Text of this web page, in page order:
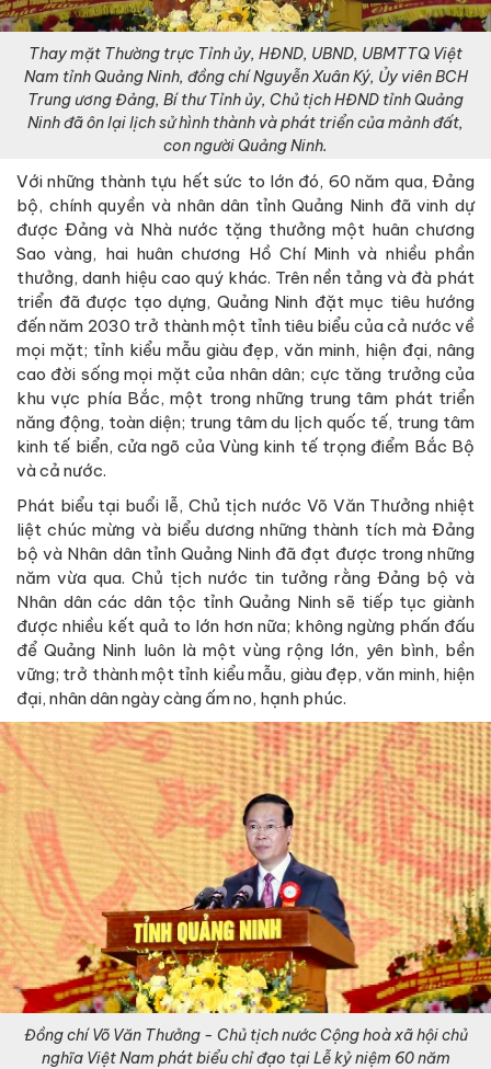
Thay mặt Thường trực Tỉnh ủy, HĐND, UBND, UBMTTQ Việt
Nam tỉnh Quảng Ninh, đồng chí Nguyễn Xuân Ký, Ủy viên BCH
Trung ương Đảng, Bí thư Tỉnh ủy, Chủ tịch HĐND tỉnh Quảng
Ninh đã ôn lại lịch sử hình thành và phát triển của mảnh đất,
con người Quảng Ninh.
Với những thành tựu hết sức to lớn đó, 60 năm qua, Đảng
bộ, chính quyền và nhân dân tỉnh Quảng Ninh đã vinh dự
được Đảng và Nhà nước tặng thưởng một huân chương
Sao vàng, hai huân chương Hồ Chí Minh và nhiều phần
thưởng, danh hiệu cao quý khác. Trên nền tảng và đà phát
triển đã được tạo dựng, Quảng Ninh đặt mục tiêu hướng
đến năm 2030 trở thành một tỉnh tiêu biểu của cả nước về
mọi mặt; tỉnh kiểu mẫu giàu đẹp, văn minh, hiện đại, nâng
cao đời sống mọi mặt của nhân dân; cực tăng trưởng của
khu vực phía Bắc, một trong những trung tâm phát triển
năng động, toàn diện; trung tâm du lịch quốc tế, trung tâm
kinh tế biển, cửa ngõ của Vùng kinh tế trọng điểm Bắc Bộ
và cả nước.
Phát biểu tại buổi lễ, Chủ tịch nước Võ Văn Thưởng nhiệt
liệt chúc mừng và biểu dương những thành tích mà Đảng
bộ và Nhân dân tỉnh Quảng Ninh đã đạt được trong những
năm vừa qua. Chủ tịch nước tin tưởng rằng Đảng bộ và
Nhân dân các dân tộc tỉnh Quảng Ninh sẽ tiếp tục giành
được nhiều kết quả to lớn hơn nữa; không ngừng phấn đấu
để Quảng Ninh luôn là một vùng rộng lớn, yên bình, bền
vững; trở thành một tỉnh kiểu mẫu, giàu đẹp, văn minh, hiện
đại, nhân dân ngày càng ấm no, hạnh phúc.
Đồng chí Võ Văn Thưởng - Chủ tịch nước Cộng hoà xã hội chủ
nghĩa Việt Nam phát biểu chỉ đạo tại Lễ kỷ niệm 60 năm